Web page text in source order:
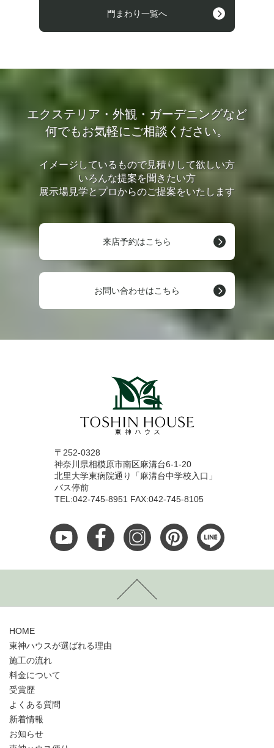
門まわり一覧へ
エクステリア・外観・ガーデニングなど
何でもお気軽にご相談ください。
イメージしているもので見積りして欲しい方
いろんな提案を聞きたい方
展示場見学とプロからのご提案をいたします
来店予約はこちら
お問い合わせはこちら
〒252-0328
神奈川県相模原市南区麻溝台6-1-20
北里大学東病院通り「麻溝台中学校入口」
バス停前
TEL:042-745-8951 FAX:042-745-8105
HOME
東神ハウスが選ばれる理由
施工の流れ
料金について
受賞歴
よくある質問
新着情報
お知らせ